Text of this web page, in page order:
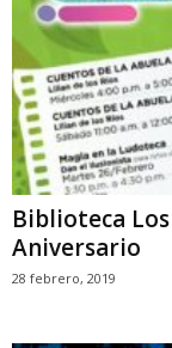
Biblioteca
Aniversario
28 febrero, 2019